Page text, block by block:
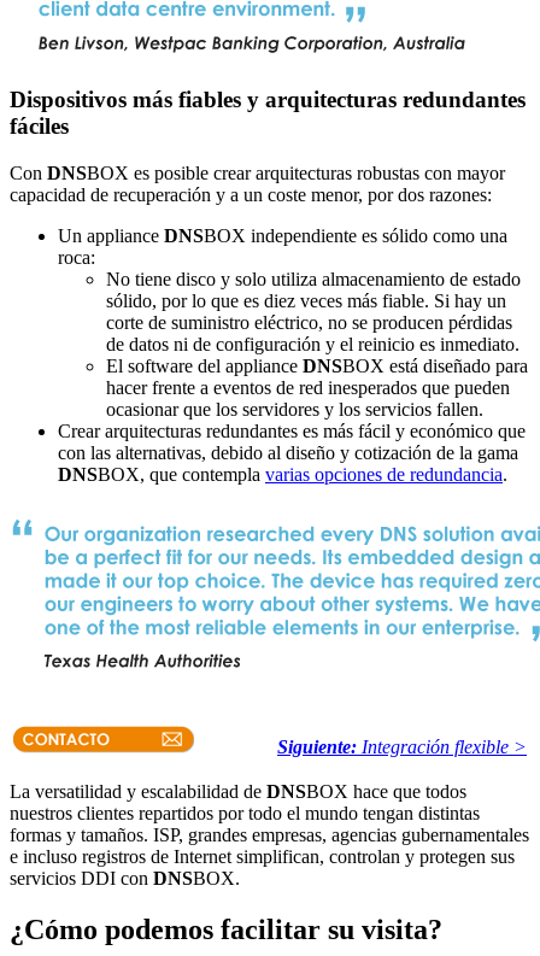
Dispositivos más fiables y arquitecturas redundantes
fáciles
Con DNSBOX es posible crear arquitecturas robustas con mayor
capacidad de recuperación y a un coste menor, por dos razones:
Un appliance DNSBOX independiente es sólido como una
roca:
No tiene disco y solo utiliza almacenamiento de estado
sólido, por lo que es diez veces más fiable. Si hay un
corte de suministro eléctrico, no se producen pérdidas
de datos ni de configuración y el reinicio es inmediato.
El software del appliance DNSBOX está diseñado para
hacer frente a eventos de red inesperados que pueden
ocasionar que los servidores y los servicios fallen.
Crear arquitecturas redundantes es más fácil y económico que
con las alternativas, debido al diseño y cotización de la gama
DNSBOX, que contempla varias opciones de redundancia.
Siguiente: Integración flexible >
La versatilidad y escalabilidad de DNSBOX hace que todos
nuestros clientes repartidos por todo el mundo tengan distintas
formas y tamaños. ISP, grandes empresas, agencias gubernamentales
e incluso registros de Internet simplifican, controlan y protegen sus
servicios DDI con DNSBOX.
¿Cómo podemos facilitar su visita?